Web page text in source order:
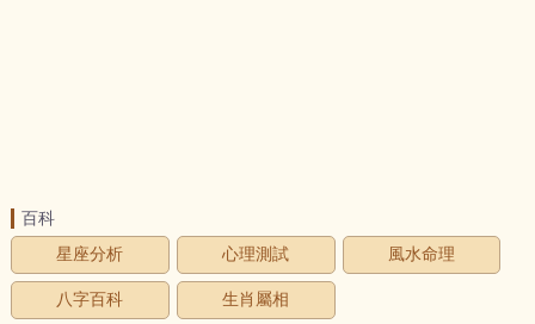
百科
星座分析
心理測試 風水命理
八字百科 生肖屬相